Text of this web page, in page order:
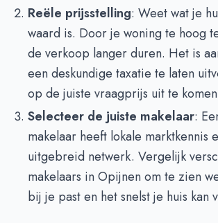
Reële prijsstelling: Weet wat je
waard is. Door je woning te hoog
de verkoop langer duren. Het is
een deskundige taxatie te laten
op de juiste vraagprijs uit te
Selecteer de juiste makelaar:
makelaar heeft lokale marktkennis
uitgebreid netwerk. Vergelijk
makelaars in Opijnen om te zien
bij je past en het snelst je huis kan